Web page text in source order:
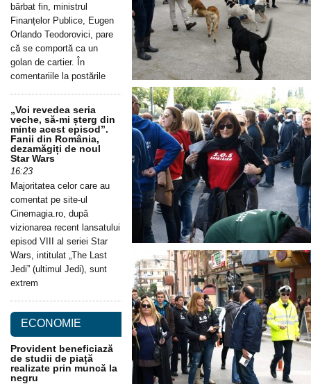
bărbat fin, ministrul
Finanțelor Publice, Eugen
Orlando Teodorovici, pare
că se comportă ca un
golan de cartier. În
comentariile la postările
„Voi revedea seria
veche, să-mi șterg din
minte acest episod”.
Fanii din România,
dezamăgiți de noul
Star Wars
16:23
Majoritatea celor care au
comentat pe site-ul
Cinemagia.ro, după
vizionarea recent lansatului
episod VIII al seriei Star
Wars, intitulat „The Last
Jedi” (ultimul Jedi), sunt
extrem
ECONOMIE
Provident beneficiază
de studii de piață
realizate prin muncă la
negru